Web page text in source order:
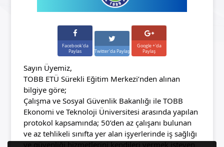
Facebook'da
Paylas
Twitter'da Paylaş
Google +'da
Paylaş
Sayın Üyemiz,
TOBB ETÜ Sürekli Eğitim Merkezi’nden alınan
bilgiye göre;
Çalışma ve Sosyal Güvenlik Bakanlığı ile TOBB
Ekonomi ve Teknoloji Üniversitesi arasında yapılan
protokol kapsamında; 50’den az çalışanı bulunan
ve az tehlikeli sınıfta yer alan işyerlerinde iş sağlığı
ve güvenliği hizmetlerini kendileri vermek isteyen